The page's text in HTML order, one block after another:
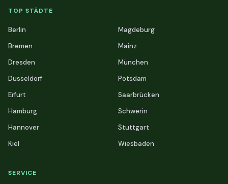
TOP STÄDTE
Berlin
Bremen
Dresden
Düsseldorf
Erfurt
Hamburg
Hannover
Kiel
Magdeburg
Mainz
München
Potsdam
Saarbrücken
Schwerin
Stuttgart
Wiesbaden
SERVICE